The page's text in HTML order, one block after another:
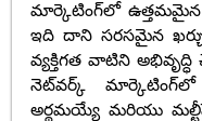
మార్కెటింగ్‌లో ఉత్తమమైన
ఇది దాని సరసమైన
వ్యక్తిగత వాటిని
నెట్‌వర్క్
అర్థమయ్యే మరియు